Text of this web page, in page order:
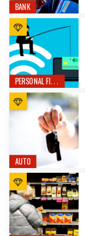
BANK
PERSONAL FINANCE
AUTO